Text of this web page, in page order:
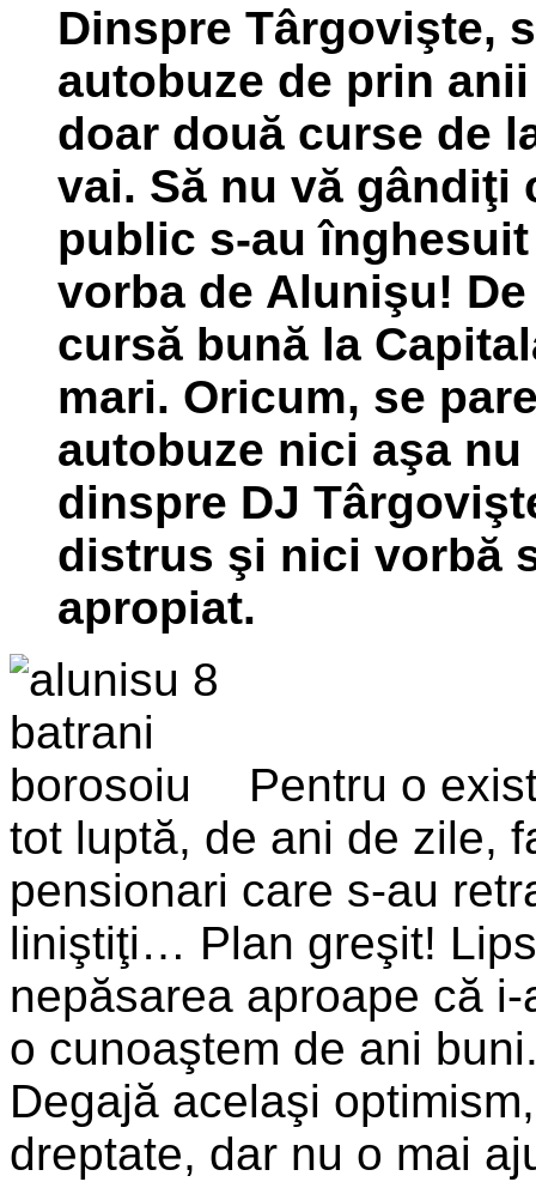
Dinspre Târgovişte,
autobuze de prin
doar două curse de
vai. Să nu vă gândiţi
public s-au
vorba de Alunişu!
cursă bună la
mari. Oricum, se
autobuze nici aşa
dinspre DJ
distrus şi nici vorbă
apropiat.
Pentru o
tot luptă, de ani de zile,
pensionari care s-au
liniştiţi… Plan greşit!
nepăsarea aproape că
o cunoaştem de ani
Degajă acelaşi
dreptate, dar nu o mai